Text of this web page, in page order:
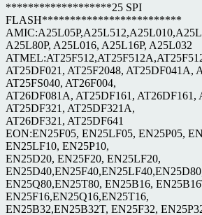
*******************25 SPI
FLASH*************************
A25L80P, A25L016, A25L16P, A25L032
AT25DF021, AT25F2048, AT25DF041A,
AT25FS040, AT26F004,
AT26DF081A, AT25DF161, AT26DF161,
AT25DF321, AT25DF321A,
AT26DF321, AT25DF641
EON:EN25F05, EN25LF05, EN25P05,
EN25LF10, EN25P10,
EN25D20, EN25F20, EN25LF20,
EN25Q80,EN25T80, EN25B16,
EN25F16,EN25Q16,EN25T16,
EN25B32,EN25B32T, EN25F32,